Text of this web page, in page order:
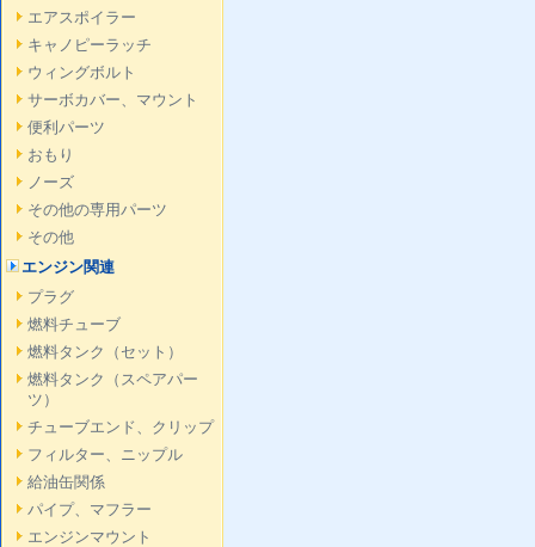
エアスポイラー
キャノピーラッチ
ウィングボルト
サーボカバー、マウント
便利パーツ
おもり
ノーズ
その他の専用パーツ
その他
エンジン関連
プラグ
燃料チューブ
燃料タンク（セット）
燃料タンク（スペアパー
ツ）
チューブエンド、クリップ
フィルター、ニップル
給油缶関係
パイプ、マフラー
エンジンマウント